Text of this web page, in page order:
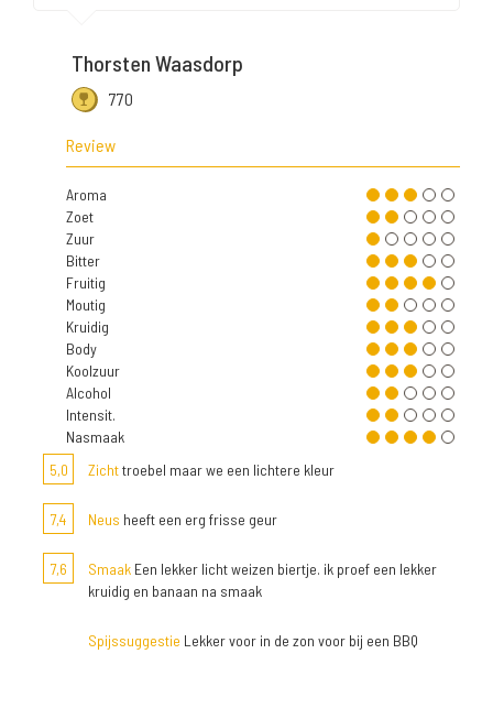
Thorsten Waasdorp
770
Review
Aroma
Zoet
Zuur
Bitter
Fruitig
Moutig
Kruidig
Body
Koolzuur
Alcohol
Intensit.
Nasmaak
5,0
Zichttroebel maar we een lichtere kleur
7,4 Neus heeft een erg frisse geur
7,6 Smaak Een lekker licht weizen biertje. ik proef een lekker
kruidig en banaan na smaak
Spijssuggestie Lekker voor in de zon voor bij een BBQ